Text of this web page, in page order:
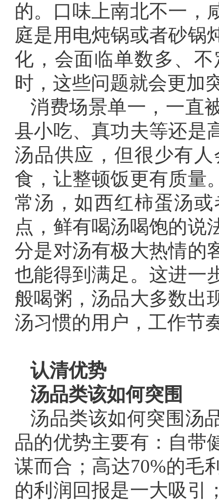
的。口味上南北不一，
庭是用电炖锅或者砂锅
化，会面临单数多、
时，这些问题就会更加
消费场景单一，一直
县小吃、真功夫等还是
汤品供应，但很少有
食，让整顿饭更有质量
常汤，如西红柿蛋汤
点，鲜有喝汤喝饱的说
分是对汤有极大热情的
也能得到满足。这进一
般喝粥，汤品大多数出
汤习惯的用户，工作节
认清优势
汤品类该如何突围
汤品类该如何突围汤
品的优势主要有：自带
谋而合；高达70%的毛
的利润回报是一大吸引